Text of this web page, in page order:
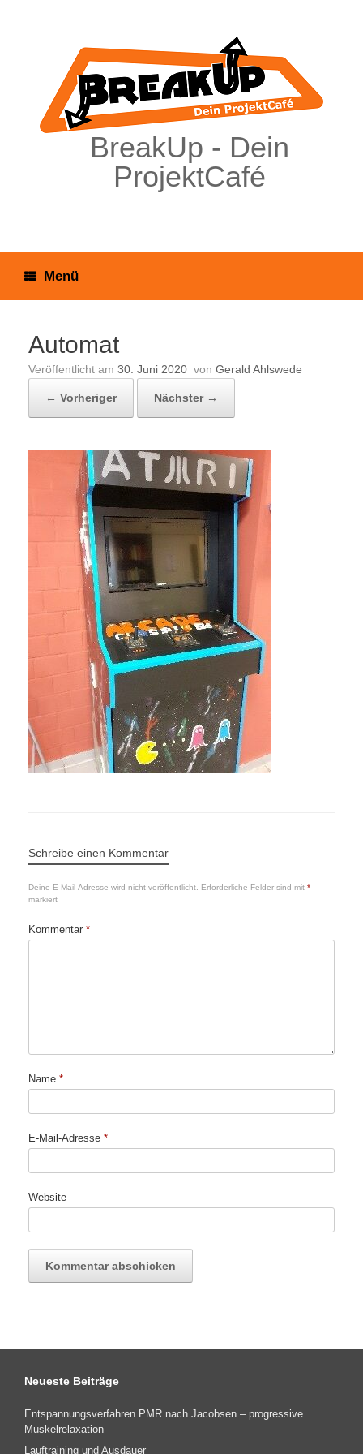
BreakUp - Dein
ProjektCafé
Menü
Automat
Veröffentlicht am 30. Juni 2020 von Gerald Ahlswede
← Vorheriger Nächster →
Schreibe einen Kommentar
Deine E-Mail-Adresse wird nicht veröffentlicht. Erforderliche Felder sind mit *
markiert
Kommentar *
Name *
E-Mail-Adresse *
Website
Neueste Beiträge
Entspannungsverfahren PMR nach Jacobsen – progressive
Muskelrelaxation
Lauftraining und Ausdauer